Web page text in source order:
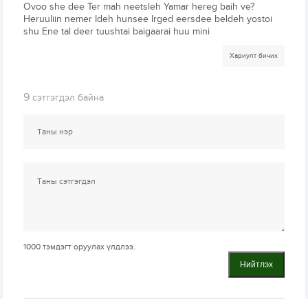
Ovoo she dee Ter mah neetsleh Yamar hereg baih ve?
Heruuliin nemer Ideh hunsee Irged eersdee beldeh yostoi
shu Ene tal deer tuushtai baigaarai huu mini
Хариулт бичих
9 сэтгэгдэл байна
1000 тэмдэгт оруулах үлдлээ.
Нийтлэх